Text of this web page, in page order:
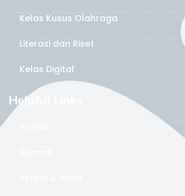
Kelas Kusus Olahraga
Literasi dan Riset
Kelas Digital
Helpful Links